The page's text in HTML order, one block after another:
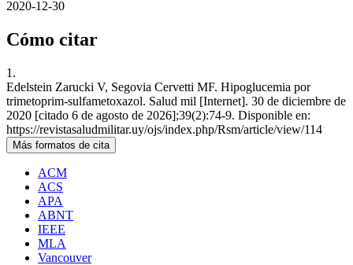
2020-12-30
Cómo citar
1.
Edelstein Zarucki V, Segovia Cervetti MF. Hipoglucemia por
trimetoprim-sulfametoxazol. Salud mil [Internet]. 30 de diciembre de
2020 [citado 6 de agosto de 2026];39(2):74-9. Disponible en:
https://revistasaludmilitar.uy/ojs/index.php/Rsm/article/view/114
Más formatos de cita
ACM
ACS
APA
ABNT
IEEE
MLA
Vancouver